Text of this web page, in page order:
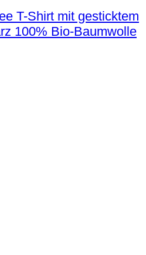
T-Shirt mit gesticktem
100% Bio-Baumwolle